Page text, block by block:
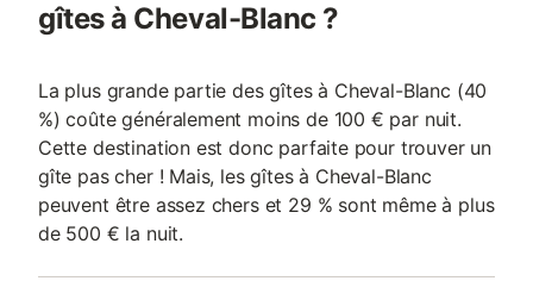
gîtes à Cheval-Blanc ?
La plus grande partie des gîtes à Cheval-Blanc (40
%) coûte généralement moins de 100 € par nuit.
Cette destination est donc parfaite pour trouver un
gîte pas cher ! Mais, les gîtes à Cheval-Blanc
peuvent être assez chers et 29 % sont même à plus
de 500 € la nuit.